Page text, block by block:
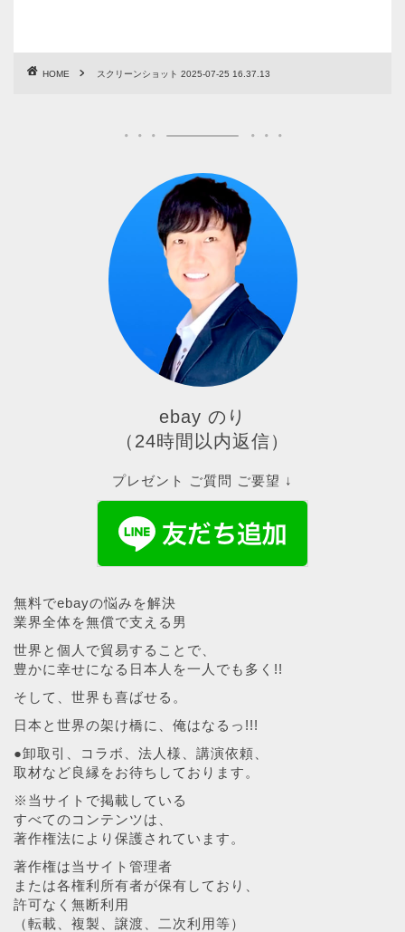
HOME スクリーンショット 2025-07-25 16.37.13
ebay のり
（24時間以内返信）
プレゼント ご質問 ご要望 ↓
無料でebayの悩みを解決
業界全体を無償で支える男
世界と個人で貿易することで、
豊かに幸せになる日本人を一人でも多く!!
そして、世界も喜ばせる。
日本と世界の架け橋に、俺はなるっ!!!
●卸取引、コラボ、法人様、講演依頼、
取材など良縁をお待ちしております。
※当サイトで掲載している
すべてのコンテンツは、
著作権法により保護されています。
著作権は当サイト管理者
または各権利所有者が保有しており、
許可なく無断利用
（転載、複製、譲渡、二次利用等）